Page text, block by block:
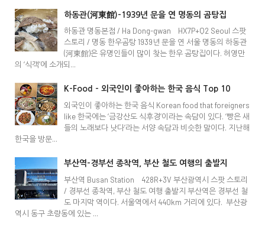
하동관(河東館)-1939년 문을 연 명동의 곰탕집
하동관 명동본점 / Ha Dong-gwan HX7P+Q2 Seoul 스팟
스토리 / 명동 한우곰탕 1939년 문을 연 서울 명동의 하동관
(河東館)은 유명인들이 많이 찾는 한우 곰탕집이다. 허영만
의 ‘식객’에 소개되...
K-Food - 외국인이 좋아하는 한국 음식 Top 10
외국인이 좋아하는 한국 음식 Korean food that foreigners
like 한국에는 ‘금강산도 식후경’이라는 속담이 있다. ‘빵은 새
들의 노래보다 낫다’라는 서양 속담과 비슷한 말이다. 지난해
한국을 방문...
부산역-경부선 종착역, 부산 철도 여행의 출발지
부산역 Busan Station 428R+3V 부산광역시 스팟 스토리
/ 경부선 종착역, 부산 철도 여행 출발지 부산역은 경부선 철
도 마지막 역이다. 서울역에서 440km 거리에 있다. 부산광
역시 동구 초량동에 있는 ...